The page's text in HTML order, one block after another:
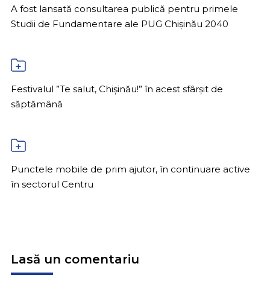
A fost lansată consultarea publică pentru primele
Studii de Fundamentare ale PUG Chișinău 2040
Festivalul ”Te salut, Chișinău!” în acest sfârșit de
săptămână
Punctele mobile de prim ajutor, în continuare active
în sectorul Centru
Lasă un comentariu